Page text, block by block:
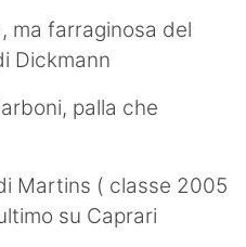
ma farraginosa del
Dickmann
palla che
Martins ( classe 2005
su Caprari